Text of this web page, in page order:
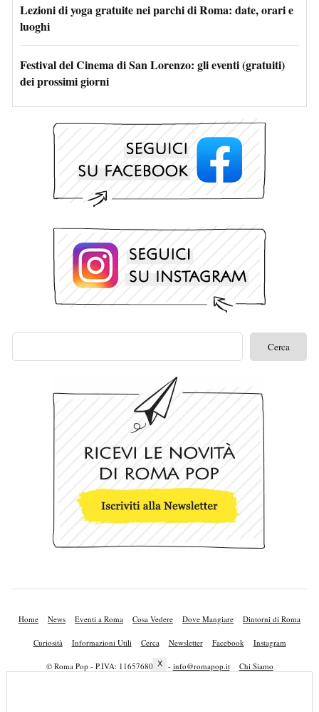
Lezioni di yoga gratuite nei parchi di Roma: date, orari e
luoghi
Festival del Cinema di San Lorenzo: gli eventi (gratuiti)
dei prossimi giorni
Home News Eventi a Roma Cosa Vedere Dove Mangiare Dintorni di Roma
Curiosità Informazioni Utili Cerca Newsletter Facebook Instagram
© Roma Pop - P.IVA: 11657680010 - info@romapop.it Chi Siamo
X